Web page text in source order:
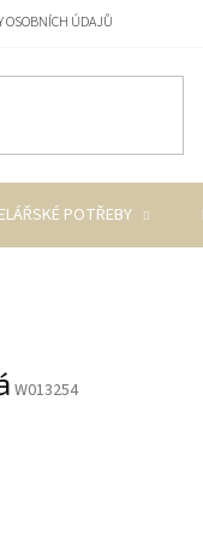
OSOBNÍCH ÚDAJŮ
POTŘEBY
W013254